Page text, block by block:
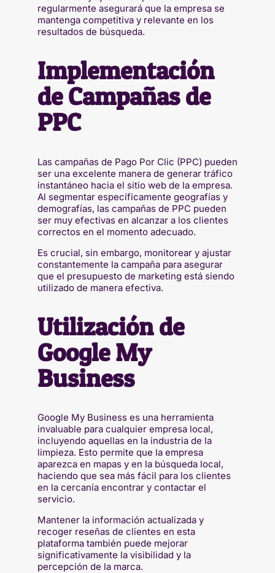
regularmente asegurará que la empresa se
mantenga competitiva y relevante en los
resultados de búsqueda.
Implementación
de Campañas de
PPC
Las campañas de Pago Por Clic (PPC) pueden
ser una excelente manera de generar tráfico
instantáneo hacia el sitio web de la empresa.
Al segmentar específicamente geografías y
demografías, las campañas de PPC pueden
ser muy efectivas en alcanzar a los clientes
correctos en el momento adecuado.
Es crucial, sin embargo, monitorear y ajustar
constantemente la campaña para asegurar
que el presupuesto de marketing está siendo
utilizado de manera efectiva.
Utilización de
Google My
Business
Google My Business es una herramienta
invaluable para cualquier empresa local,
incluyendo aquellas en la industria de la
limpieza. Esto permite que la empresa
aparezca en mapas y en la búsqueda local,
haciendo que sea más fácil para los clientes
en la cercanía encontrar y contactar el
servicio.
Mantener la información actualizada y
recoger reseñas de clientes en esta
plataforma también puede mejorar
significativamente la visibilidad y la
percepción de la marca.